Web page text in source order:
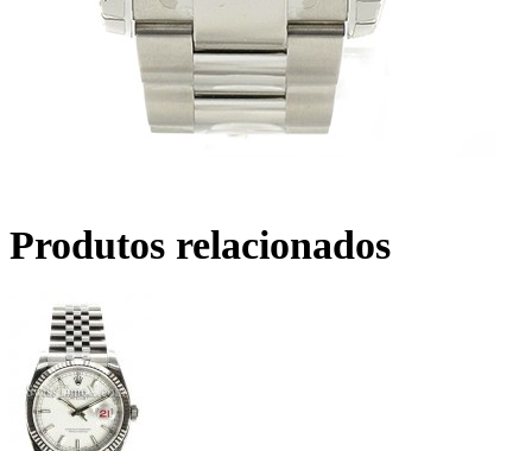
Produtos relacionados